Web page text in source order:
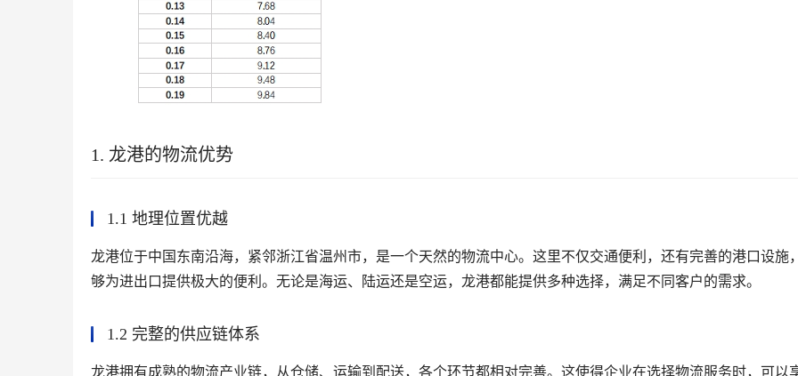
1. 龙港的物流优势
1.1 地理位置优越
龙港位于中国东南沿海，紧邻浙江省温州市，是一个天然的物流中心。这里不仅交通便利，还有完善的港口设施
够为进出口提供极大的便利。无论是海运、陆运还是空运，龙港都能提供多种选择，满足不同客户的需求。
1.2 完整的供应链体系
龙港拥有成熟的物流产业链，从仓储、运输到配送，各个环节都相对完善。这使得企业在选择物流服务时，可以